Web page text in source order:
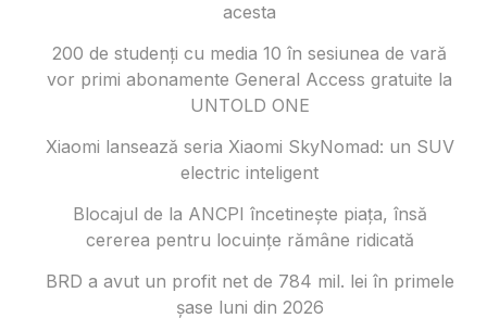
acesta
200 de studenți cu media 10 în sesiunea de vară
vor primi abonamente General Access gratuite la
UNTOLD ONE
Xiaomi lansează seria Xiaomi SkyNomad: un SUV
electric inteligent
Blocajul de la ANCPI încetinește piața, însă
cererea pentru locuințe rămâne ridicată
BRD a avut un profit net de 784 mil. lei în primele
șase luni din 2026